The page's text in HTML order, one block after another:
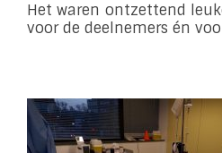
Het waren ontzettend
voor de deelnemers én